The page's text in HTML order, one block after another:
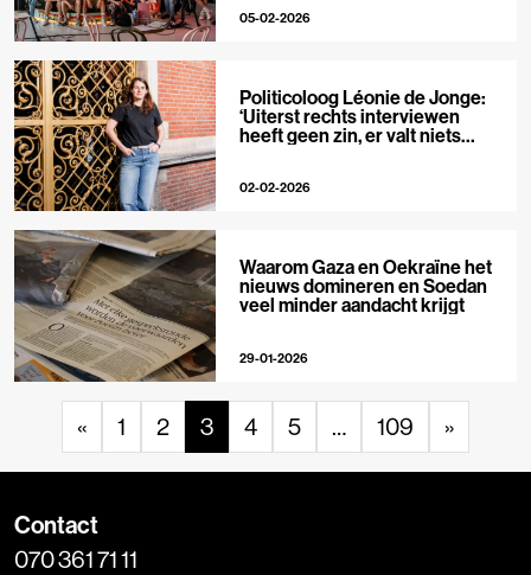
05-02-2026
Politicoloog Léonie de Jonge:
‘Uiterst rechts interviewen
heeft geen zin, er valt niets
02-02-2026
Waarom Gaza en Oekraïne het
nieuws domineren en Soedan
veel minder aandacht krijgt
29-01-2026
« 1 2 3 4 5 … 109 »
Contact
070 361 71 11